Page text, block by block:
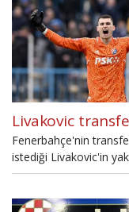
Fenerbahçe'nin
istediği Livakovic'in
Dinamo Zagreb'den